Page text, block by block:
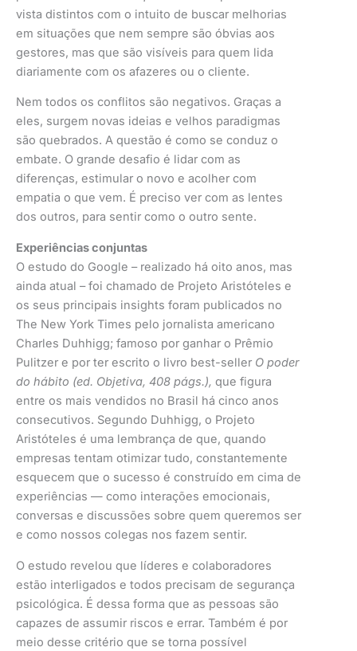
vista distintos com o intuito de buscar melhorias
em situações que nem sempre são óbvias aos
gestores, mas que são visíveis para quem lida
diariamente com os afazeres ou o cliente.
Nem todos os conflitos são negativos. Graças a
eles, surgem novas ideias e velhos paradigmas
são quebrados. A questão é como se conduz o
embate. O grande desafio é lidar com as
diferenças, estimular o novo e acolher com
empatia o que vem. É preciso ver com as lentes
dos outros, para sentir como o outro sente.
Experiências conjuntas
O estudo do Google – realizado há oito anos, mas
ainda atual – foi chamado de Projeto Aristóteles e
os seus principais insights foram publicados no
The New York Times pelo jornalista americano
Charles Duhhigg; famoso por ganhar o Prêmio
Pulitzer e por ter escrito o livro best-seller O poder
do hábito (ed. Objetiva, 408 págs.), que figura
entre os mais vendidos no Brasil há cinco anos
consecutivos. Segundo Duhhigg, o Projeto
Aristóteles é uma lembrança de que, quando
empresas tentam otimizar tudo, constantemente
esquecem que o sucesso é construído em cima de
experiências — como interações emocionais,
conversas e discussões sobre quem queremos ser
e como nossos colegas nos fazem sentir.
O estudo revelou que líderes e colaboradores
estão interligados e todos precisam de segurança
psicológica. É dessa forma que as pessoas são
capazes de assumir riscos e errar. Também é por
meio desse critério que se torna possível